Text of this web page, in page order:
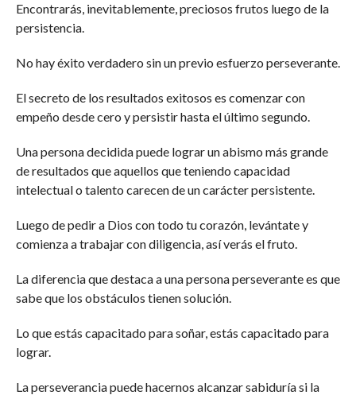
Encontrarás, inevitablemente, preciosos frutos luego de la
persistencia.
No hay éxito verdadero sin un previo esfuerzo perseverante.
El secreto de los resultados exitosos es comenzar con
empeño desde cero y persistir hasta el último segundo.
Una persona decidida puede lograr un abismo más grande
de resultados que aquellos que teniendo capacidad
intelectual o talento carecen de un carácter persistente.
Luego de pedir a Dios con todo tu corazón, levántate y
comienza a trabajar con diligencia, así verás el fruto.
La diferencia que destaca a una persona perseverante es que
sabe que los obstáculos tienen solución.
Lo que estás capacitado para soñar, estás capacitado para
lograr.
La perseverancia puede hacernos alcanzar sabiduría si la